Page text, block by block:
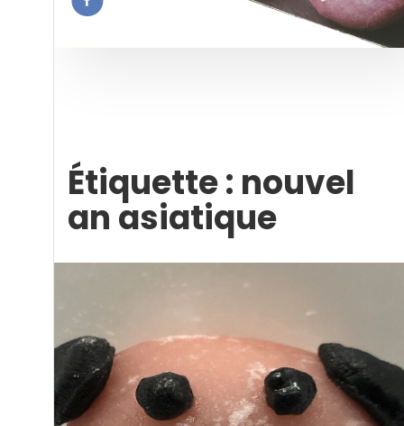
Étiquette : nouvel
an asiatique